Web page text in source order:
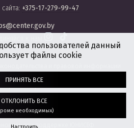
+375-17-279-99-47
Беларусь, 2008-2026.
сайта: агентство
“ГЕНШТАБ”
при поддержке ЮНИСЕФ.
пользователей данный
файлы cookie
ПРИНЯТЬ ВСЕ
ОТКЛОНИТЬ ВСЕ
необходимых)
Настроить